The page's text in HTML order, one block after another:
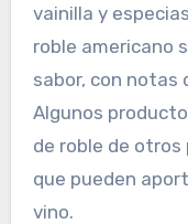
vainilla y
roble americano
sabor, con notas
Algunos
de roble de otros
que pueden
vino.